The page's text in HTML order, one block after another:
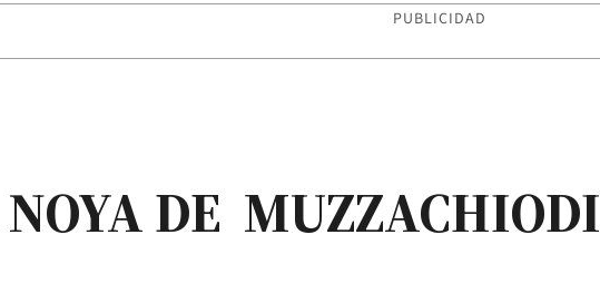
PUBLICIDAD
DE MUZZACHIODI